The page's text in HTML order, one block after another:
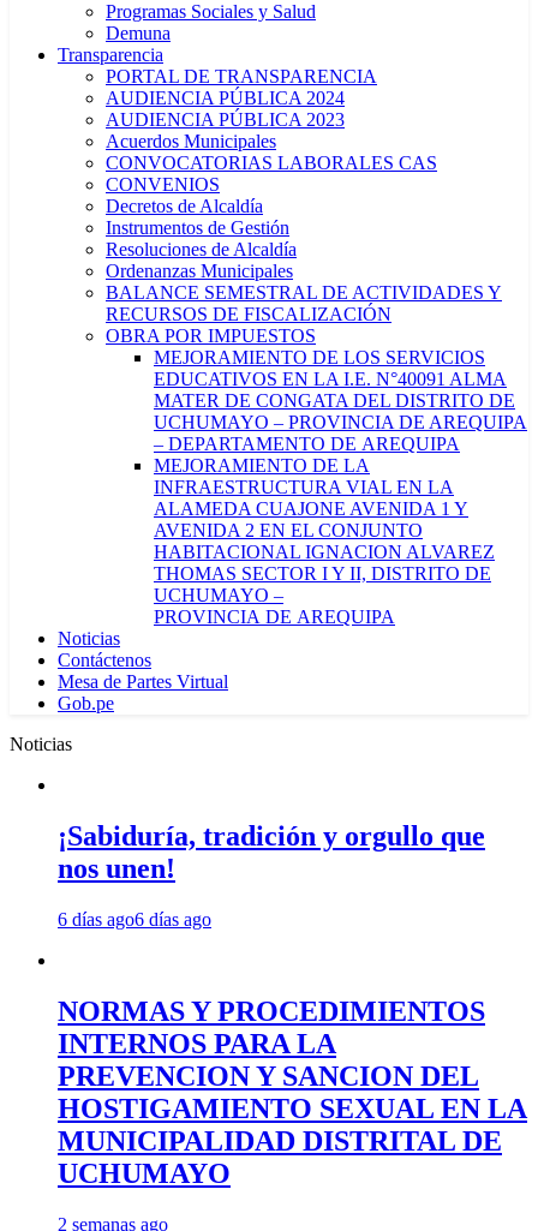
Programas Sociales y Salud
Demuna
Transparencia
PORTAL DE TRANSPARENCIA
AUDIENCIA PÚBLICA 2024
AUDIENCIA PÚBLICA 2023
Acuerdos Municipales
CONVOCATORIAS LABORALES CAS
CONVENIOS
Decretos de Alcaldía
Instrumentos de Gestión
Resoluciones de Alcaldía
Ordenanzas Municipales
BALANCE SEMESTRAL DE ACTIVIDADES Y
RECURSOS DE FISCALIZACIÓN
OBRA POR IMPUESTOS
MEJORAMIENTO DE LOS SERVICIOS
EDUCATIVOS EN LA I.E. N°40091 ALMA
MATER DE CONGATA DEL DISTRITO DE
UCHUMAYO – PROVINCIA DE AREQUIPA
– DEPARTAMENTO DE AREQUIPA
MEJORAMIENTO DE LA
INFRAESTRUCTURA VIAL EN LA
ALAMEDA CUAJONE AVENIDA 1 Y
AVENIDA 2 EN EL CONJUNTO
HABITACIONAL IGNACION ALVAREZ
THOMAS SECTOR I Y II, DISTRITO DE
UCHUMAYO –
PROVINCIA DE AREQUIPA
Noticias
Contáctenos
Mesa de Partes Virtual
Gob.pe
Noticias
¡Sabiduría, tradición y orgullo que
nos unen!
6 días ago6 días ago
NORMAS Y PROCEDIMIENTOS
INTERNOS PARA LA
PREVENCION Y SANCION DEL
HOSTIGAMIENTO SEXUAL EN LA
MUNICIPALIDAD DISTRITAL DE
UCHUMAYO
2 semanas ago